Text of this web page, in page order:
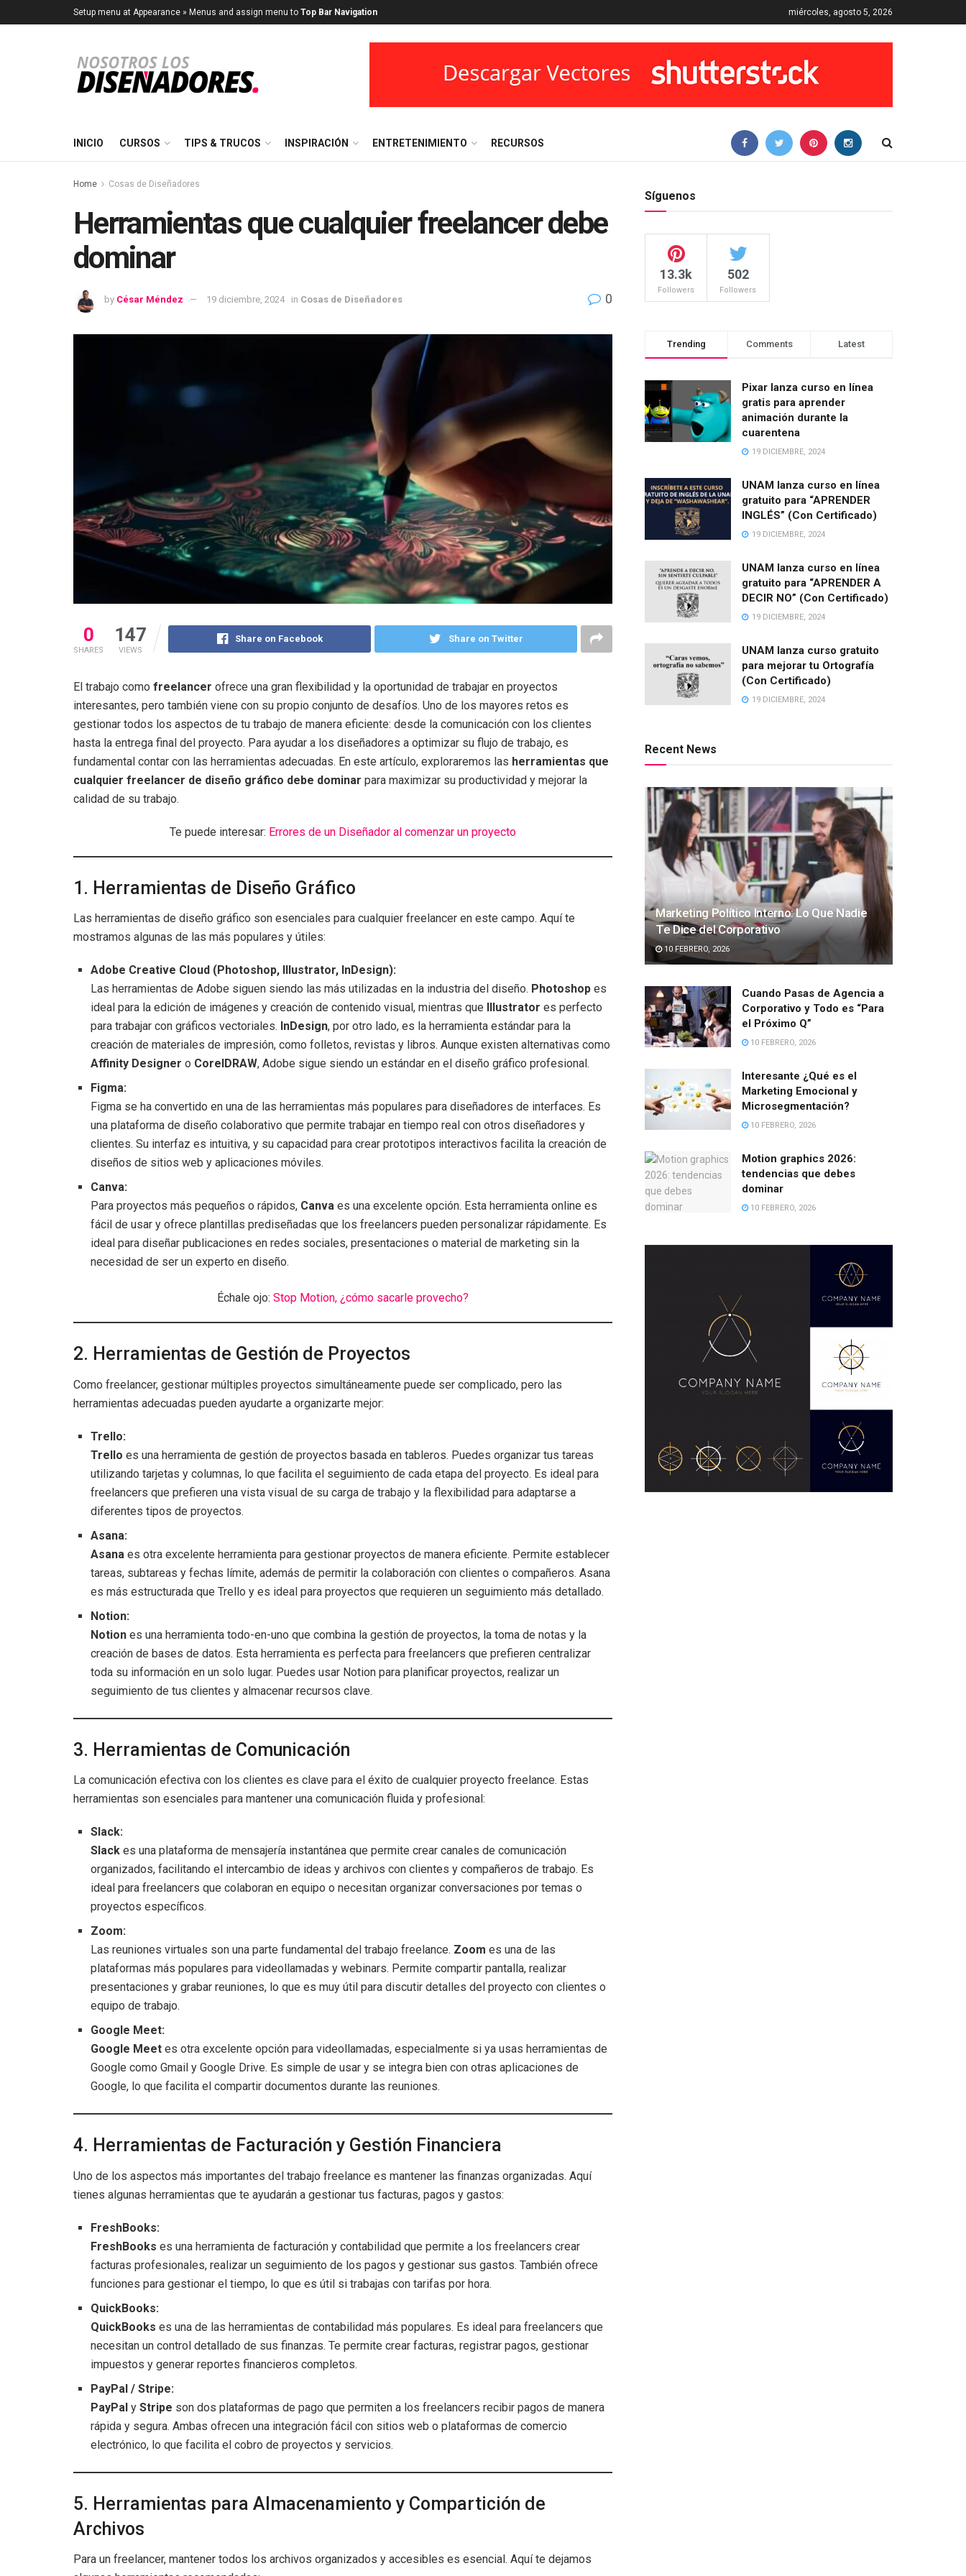
Setup menu at Appearance » Menus and assign menu to Top Bar Navigation miércoles, agosto 5, 2026
INICIO CURSOS TIPS & TRUCOS INSPIRACIÓN ENTRETENIMIENTO RECURSOS
Home Cosas de Diseñadores
Herramientas que cualquier freelancer debe
dominar
by César Méndez 19 diciembre, 2024 in Cosas de Diseñadores 0
0
SHARES
147
VIEWS
Share on Facebook Share on Twitter
El trabajo como freelancer ofrece una gran flexibilidad y la oportunidad de trabajar en proyectos
interesantes, pero también viene con su propio conjunto de desafíos. Uno de los mayores retos es
gestionar todos los aspectos de tu trabajo de manera eficiente: desde la comunicación con los clientes
hasta la entrega final del proyecto. Para ayudar a los diseñadores a optimizar su flujo de trabajo, es
fundamental contar con las herramientas adecuadas. En este artículo, exploraremos las herramientas que
cualquier freelancer de diseño gráfico debe dominar para maximizar su productividad y mejorar la
calidad de su trabajo.
Te puede interesar: Errores de un Diseñador al comenzar un proyecto
1. Herramientas de Diseño Gráfico
Las herramientas de diseño gráfico son esenciales para cualquier freelancer en este campo. Aquí te
mostramos algunas de las más populares y útiles:
Adobe Creative Cloud (Photoshop, Illustrator, InDesign):
Las herramientas de Adobe siguen siendo las más utilizadas en la industria del diseño. Photoshop es
ideal para la edición de imágenes y creación de contenido visual, mientras que
Illustrator es perfecto
para trabajar con gráficos vectoriales. InDesign, por otro lado, es la herramienta estándar para la
creación de materiales de impresión, como folletos, revistas y libros. Aunque existen alternativas como
Affinity Designer o CorelDRAW, Adobe sigue siendo un estándar en el diseño gráfico profesional.
Figma:
Figma se ha convertido en una de las herramientas más populares para diseñadores de interfaces. Es
una plataforma de diseño colaborativo que permite trabajar en tiempo real con otros diseñadores y
clientes. Su interfaz es intuitiva, y su capacidad para crear prototipos interactivos facilita la creación de
diseños de sitios web y aplicaciones móviles.
Canva:
Para proyectos más pequeños o rápidos, Canva es una excelente opción. Esta herramienta online es
fácil de usar y ofrece plantillas prediseñadas que los freelancers pueden personalizar rápidamente. Es
ideal para diseñar publicaciones en redes sociales, presentaciones o material de marketing sin la
necesidad de ser un experto en diseño.
Échale ojo: Stop Motion, ¿cómo sacarle provecho?
2. Herramientas de Gestión de Proyectos
Como freelancer, gestionar múltiples proyectos simultáneamente puede ser complicado, pero las
herramientas adecuadas pueden ayudarte a organizarte mejor:
Trello:
Trello es una herramienta de gestión de proyectos basada en tableros. Puedes organizar tus tareas
utilizando tarjetas y columnas, lo que facilita el seguimiento de cada etapa del proyecto. Es ideal para
freelancers que prefieren una vista visual de su carga de trabajo y la flexibilidad para adaptarse a
diferentes tipos de proyectos.
Asana:
Asana es otra excelente herramienta para gestionar proyectos de manera eficiente. Permite establecer
tareas, subtareas y fechas límite, además de permitir la colaboración con clientes o compañeros. Asana
es más estructurada que Trello y es ideal para proyectos que requieren un seguimiento más detallado.
Notion:
Notion es una herramienta todo-en-uno que combina la gestión de proyectos, la toma de notas y la
creación de bases de datos. Esta herramienta es perfecta para freelancers que prefieren centralizar
toda su información en un solo lugar. Puedes usar Notion para planificar proyectos, realizar un
seguimiento de tus clientes y almacenar recursos clave.
3. Herramientas de Comunicación
La comunicación efectiva con los clientes es clave para el éxito de cualquier proyecto freelance. Estas
herramientas son esenciales para mantener una comunicación fluida y profesional:
Slack:
Slack es una plataforma de mensajería instantánea que permite crear canales de comunicación
organizados, facilitando el intercambio de ideas y archivos con clientes y compañeros de trabajo. Es
ideal para freelancers que colaboran en equipo o necesitan organizar conversaciones por temas o
proyectos específicos.
Zoom:
Las reuniones virtuales son una parte fundamental del trabajo freelance. Zoom es una de las
plataformas más populares para videollamadas y webinars. Permite compartir pantalla, realizar
presentaciones y grabar reuniones, lo que es muy útil para discutir detalles del proyecto con clientes o
equipo de trabajo.
Google Meet:
Google Meet es otra excelente opción para videollamadas, especialmente si ya usas herramientas de
Google como Gmail y Google Drive. Es simple de usar y se integra bien con otras aplicaciones de
Google, lo que facilita el compartir documentos durante las reuniones.
4. Herramientas de Facturación y Gestión Financiera
Uno de los aspectos más importantes del trabajo freelance es mantener las finanzas organizadas. Aquí
tienes algunas herramientas que te ayudarán a gestionar tus facturas, pagos y gastos:
FreshBooks:
FreshBooks es una herramienta de facturación y contabilidad que permite a los freelancers crear
facturas profesionales, realizar un seguimiento de los pagos y gestionar sus gastos. También ofrece
funciones para gestionar el tiempo, lo que es útil si trabajas con tarifas por hora.
QuickBooks:
QuickBooks es una de las herramientas de contabilidad más populares. Es ideal para freelancers que
necesitan un control detallado de sus finanzas. Te permite crear facturas, registrar pagos, gestionar
impuestos y generar reportes financieros completos.
PayPal / Stripe:
PayPal y Stripe son dos plataformas de pago que permiten a los freelancers recibir pagos de manera
rápida y segura. Ambas ofrecen una integración fácil con sitios web o plataformas de comercio
electrónico, lo que facilita el cobro de proyectos y servicios.
5. Herramientas para Almacenamiento y Compartición de
Archivos
Para un freelancer, mantener todos los archivos organizados y accesibles es esencial. Aquí te dejamos
Síguenos
13.3k
Followers
502
Followers
Trending Comments Latest
Pixar lanza curso en línea
gratis para aprender
animación durante la
cuarentena
19 DICIEMBRE, 2024
UNAM lanza curso en línea
gratuito para “APRENDER
INGLÉS” (Con Certificado)
19 DICIEMBRE, 2024
UNAM lanza curso en línea
gratuito para “APRENDER A
DECIR NO” (Con Certificado)
19 DICIEMBRE, 2024
UNAM lanza curso gratuito
para mejorar tu Ortografía
(Con Certificado)
19 DICIEMBRE, 2024
Recent News
Marketing Político Interno: Lo Que Nadie
Te Dice del Corporativo
10 FEBRERO, 2026
Cuando Pasas de Agencia a
Corporativo y Todo es “Para
el Próximo Q”
10 FEBRERO, 2026
Interesante ¿Qué es el
Marketing Emocional y
Microsegmentación?
10 FEBRERO, 2026
Motion graphics 2026:
tendencias que debes
dominar
10 FEBRERO, 2026